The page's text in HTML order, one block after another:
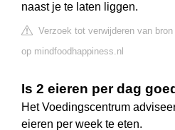
naast je te laten liggen.
Verzoek tot verwijderen van bron
op mindfoodhappiness.nl
Is 2 eieren per dag
Het Voedingscentrum
eieren per week te eten.